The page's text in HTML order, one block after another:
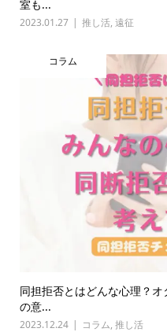
室も...
2023.01.27 推し活, 遠征
コラム
同担拒否とはどんな心理？
の意...
2023.12.24 コラム, 推し活